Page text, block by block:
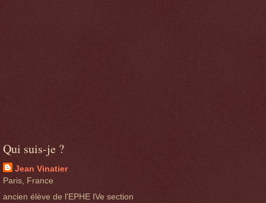
Qui suis-je ?
Jean Vinatier
Paris, France
ancien élève de l'EPHE IVe section